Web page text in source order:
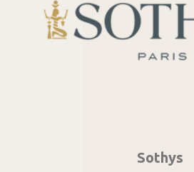
Sothys